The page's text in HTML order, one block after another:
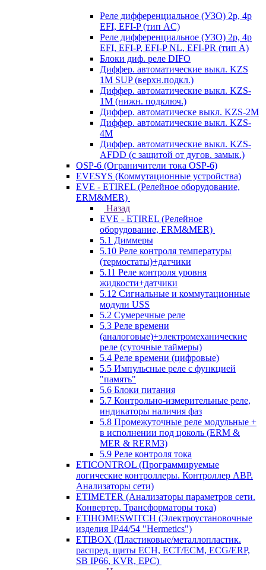
Реле дифференциальное (УЗО) 2р, 4р
EFI, EFI-P (тип AС)
Реле дифференциальное (УЗО) 2р, 4р
EFI, EFI-P, EFI-P NL, EFI-PR (тип A)
Блоки диф. реле DIFO
Диффер. автоматические выкл. KZS
1M SUP (верхн.подкл.)
Диффер. автоматические выкл. KZS-
1M (нижн. подключ.)
Диффер. автоматическе выкл. KZS-2M
Диффер. автоматические выкл. KZS-
4M
Диффер. автоматические выкл. KZS-
AFDD (с защитой от дугов. замык.)
OSP-6 (Ограничители тока OSP-6)
EVESYS (Коммутационные устройства)
EVE - ETIREL (Релейное оборудование,
ERM&MER)
Назад
EVE - ETIREL (Релейное
оборудование, ERM&MER)
5.1 Диммеры
5.10 Реле контроля температуры
(термостаты)+датчики
5.11 Реле контроля уровня
жидкости+датчики
5.12 Сигнальные и коммутационные
модули USS
5.2 Сумеречные реле
5.3 Реле времени
(аналоговые)+электромеханические
реле (суточные таймеры)
5.4 Реле времени (цифровые)
5.5 Импульсные реле с функцией
"память"
5.6 Блоки питания
5.7 Контрольно-измерительные реле,
индикаторы наличия фаз
5.8 Промежуточные реле модульные +
в исполнении под цоколь (ERM &
MER & RERM3)
5.9 Реле контроля тока
ETICONTROL (Программируемые
логические контроллеры. Контроллер АВР.
Анализаторы сети)
ETIMETER (Анализаторы параметров сети.
Конвертер. Трансформаторы тока)
ETIHOMESWITCH (Электроустановочные
изделия IP44/54 "Hermetics")
ETIBOX (Пластиковые/металлопластик.
распред. щиты ECH, ECT/ECM, ECG/ERP,
SB IP66, KVR, EPC)